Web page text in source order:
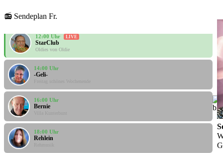
📻 Sendeplan Fr.
StarClub
Oldies von Oldie
-Geli-
Freitag schönes Wochenende
Bernie
Villa Kunterbunt
Rehlein
Rehmusik